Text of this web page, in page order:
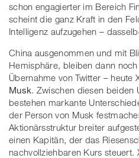
schon engagierter im Bereich
scheint die ganz Kraft in den
Intelligenz aufzugehen –
China ausgenommen und mit
Hemisphäre, bleiben dann
Übernahme von Twitter – heute
Musk. Zwischen diesen beiden
bestehen markante
der Person von Musk
Aktionärsstruktur breiter
einen Kapitän, der das
nachvollziehbaren Kurs